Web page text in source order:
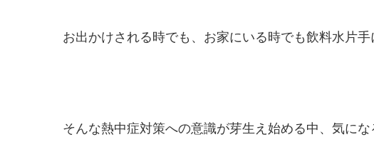
お出かけされる時でも、お家にいる時でも飲料水片手
そんな熱中症対策への意識が芽生え始める中、気にな